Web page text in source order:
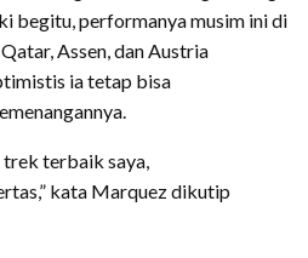
begitu, performanya musim ini di
Assen, dan Austria
ia tetap bisa
trek terbaik saya,
kata Marquez dikutip